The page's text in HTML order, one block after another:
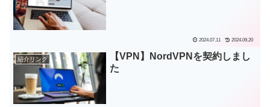
2024.07.11 2024.09.20
紹介リンク
【VPN】NordVPNを契約しまし
た